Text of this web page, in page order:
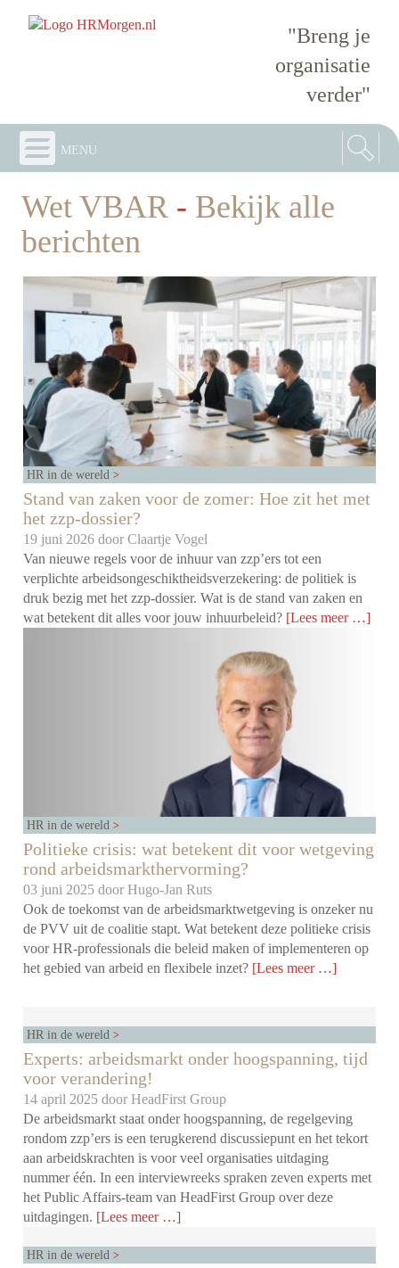
"Breng je
organisatie
verder"
menu
Wet VBAR - Bekijk alle
berichten
HR in de wereld
Stand van zaken voor de zomer: Hoe zit het met
het zzp-dossier?
19 juni 2026 doorClaartje Vogel
Van nieuwe regels voor de inhuur van zzp’ers tot een
verplichte arbeidsongeschiktheidsverzekering: de politiek is
druk bezig met het zzp-dossier. Wat is de stand van zaken en
wat betekent dit alles voor jouw inhuurbeleid? [Lees meer …]
HR in de wereld
Politieke crisis: wat betekent dit voor wetgeving
rond arbeidsmarkthervorming?
03 juni 2025 doorHugo-Jan Ruts
Ook de toekomst van de arbeidsmarktwetgeving is onzeker nu
de PVV uit de coalitie stapt. Wat betekent deze politieke crisis
voor HR-professionals die beleid maken of implementeren op
het gebied van arbeid en flexibele inzet? [Lees meer …]
HR in de wereld
Experts: arbeidsmarkt onder hoogspanning, tijd
voor verandering!
14 april 2025 doorHeadFirst Group
De arbeidsmarkt staat onder hoogspanning, de regelgeving
rondom zzp’ers is een terugkerend discussiepunt en het tekort
aan arbeidskrachten is voor veel organisaties uitdaging
nummer één. In een interviewreeks spraken zeven experts met
het Public Affairs-team van HeadFirst Group over deze
uitdagingen. [Lees meer …]
HR in de wereld